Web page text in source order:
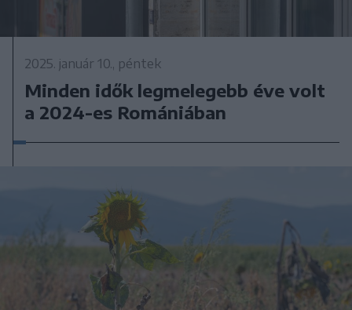
2025. január 10., péntek
Minden idők legmelegebb éve volt
a 2024-es Romániában